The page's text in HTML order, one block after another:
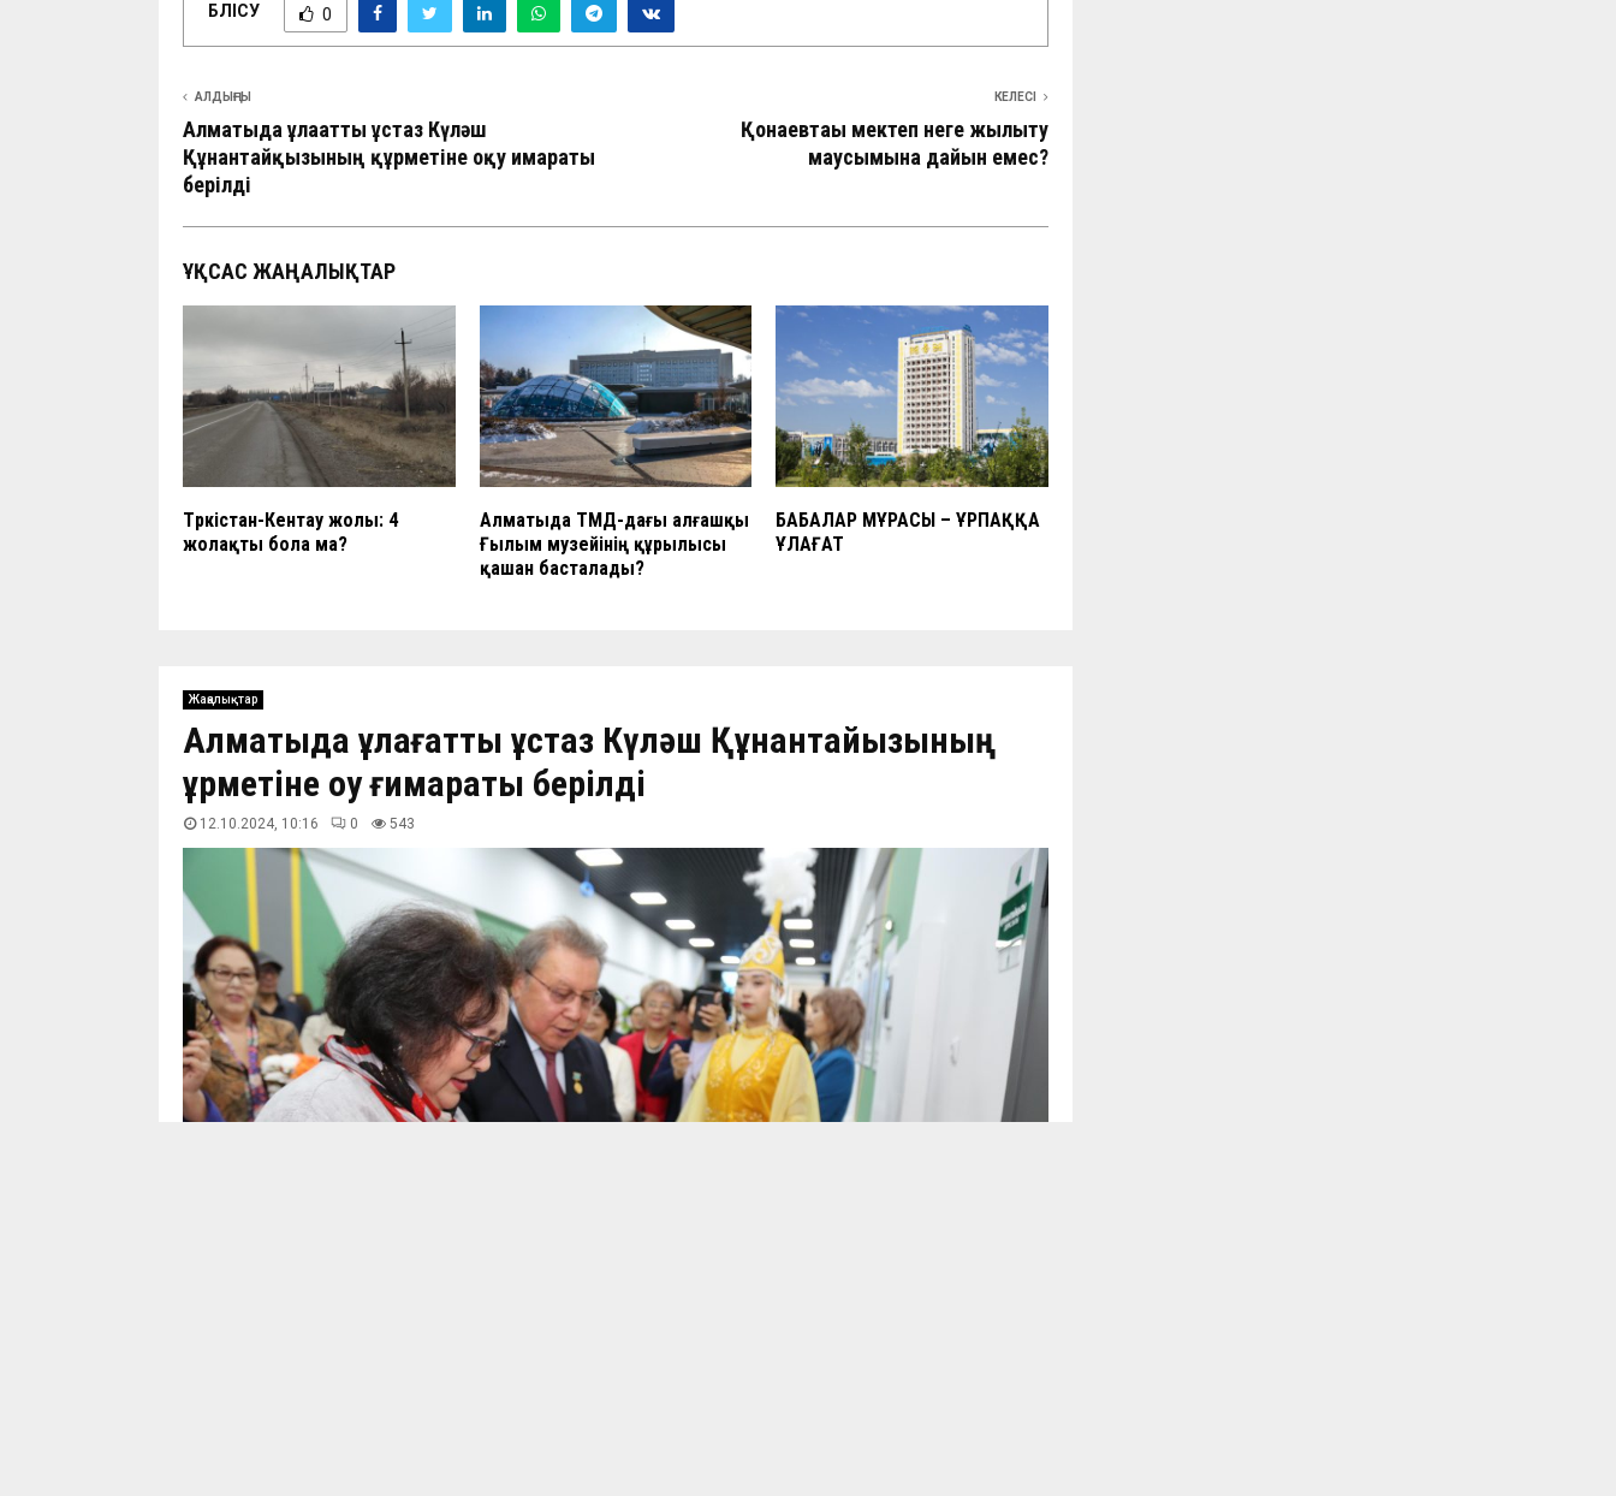
БӨЛІСУ 0
АЛДЫҢҒЫ
Алматыда ұлағатты ұстаз Күләш
Құнантайқызының құрметіне оқу ғимараты
берілді
КЕЛЕСІ
Қонаевтағы мектеп неге жылыту
маусымына дайын емес?
ҰҚСАС ЖАҢАЛЫҚТАР
Түркістан-Кентау жолы: 4
жолақты бола ма?
Алматыда ТМД-дағы алғашқы
Ғылым музейінің құрылысы
қашан басталады?
БАБАЛАР МҰРАСЫ – ҰРПАҚҚА
ҰЛАҒАТ
Жаңалықтар
Алматыда ұлағатты ұстаз Күләш Құнантайқызының
құрметіне оқу ғимараты берілді
12.10.2024, 10:16 0 544